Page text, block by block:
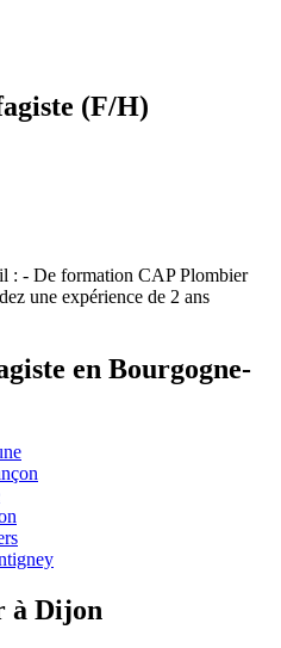
(F/H)
: - De formation CAP Plombier
une expérience de 2 ans
en Bourgogne-
à Dijon